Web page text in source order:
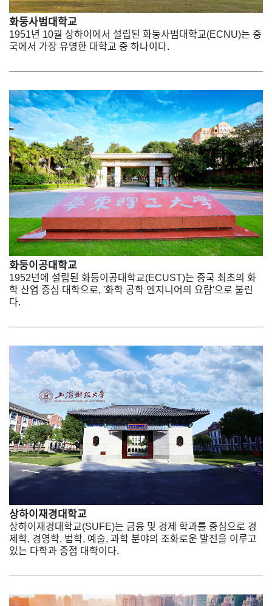
화둥사범대학교
1951년 10월 상하이에서 설립된 화둥사범대학교(ECNU)는 중
국에서 가장 유명한 대학교 중 하나이다.
화둥이공대학교
1952년에 설립된 화둥이공대학교(ECUST)는 중국 최초의 화
학 산업 중심 대학으로, '화학 공학 엔지니어의 요람'으로 불린
다.
상하이재경대학교
상하이재경대학교(SUFE)는 금융 및 경제 학과를 중심으로 경
제학, 경영학, 법학, 예술, 과학 분야의 조화로운 발전을 이루고
있는 다학과 중점 대학이다.